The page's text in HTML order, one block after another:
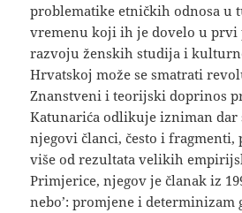
problematike etničkih odnosa u
vremenu koji ih je dovelo u prvi
razvoju ženskih studija i
Hrvatskoj može se smatrati
Znanstveni i teorijski doprinos
Katunarića odlikuje izniman dar
njegovi članci, često i fragmenti,
više od rezultata velikih
Primjerice, njegov je članak iz
nebo’: promjene i determinizam